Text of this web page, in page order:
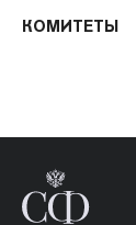
КОМИТЕТЫ